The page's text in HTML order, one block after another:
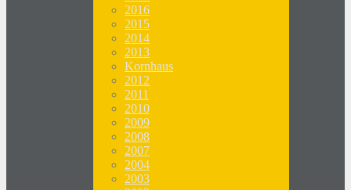
2016
2015
2014
2013
Kornhaus
2012
2011
2010
2009
2008
2007
2004
2003